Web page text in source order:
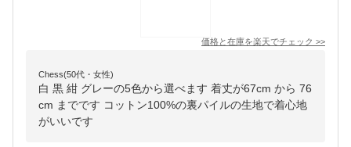
価格と在庫を楽天でチェック >>
Chess(50代・女性)
白 黒 紺 グレーの5色から選べます 着丈が67cm から 76
cm までです コットン100%の裏パイルの生地で着心地
がいいです